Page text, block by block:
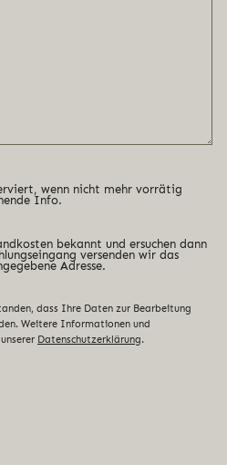
wenn nicht mehr vorrätig
Info.
bekannt und ersuchen dann
versenden wir das
Adresse.
dass Ihre Daten zur Bearbeitung
Weitere Informationen und
Datenschutzerklärung.